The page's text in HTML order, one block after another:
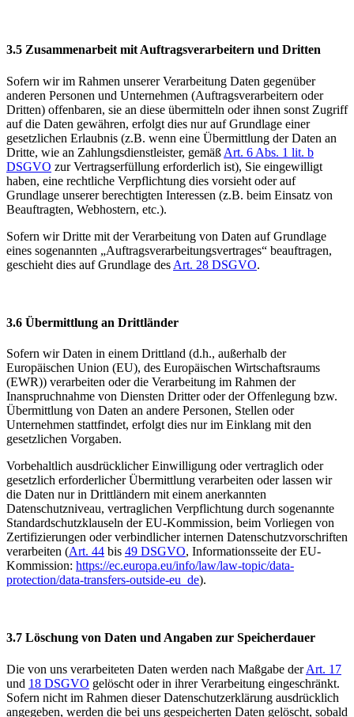
3.5 Zusammenarbeit mit Auftragsverarbeitern und Dritten
Sofern wir im Rahmen unserer Verarbeitung Daten gegenüber
anderen Personen und Unternehmen (Auftragsverarbeitern oder
Dritten) offenbaren, sie an diese übermitteln oder ihnen sonst Zugriff
auf die Daten gewähren, erfolgt dies nur auf Grundlage einer
gesetzlichen Erlaubnis (z.B. wenn eine Übermittlung der Daten an
Dritte, wie an Zahlungsdienstleister, gemäß Art. 6 Abs. 1 lit. b
DSGVO zur Vertragserfüllung erforderlich ist), Sie eingewilligt
haben, eine rechtliche Verpflichtung dies vorsieht oder auf
Grundlage unserer berechtigten Interessen (z.B. beim Einsatz von
Beauftragten, Webhostern, etc.).
Sofern wir Dritte mit der Verarbeitung von Daten auf Grundlage
eines sogenannten „Auftragsverarbeitungsvertrages“ beauftragen,
geschieht dies auf Grundlage des Art. 28 DSGVO.
3.6 Übermittlung an Drittländer
Sofern wir Daten in einem Drittland (d.h., außerhalb der
Europäischen Union (EU), des Europäischen Wirtschaftsraums
(EWR)) verarbeiten oder die Verarbeitung im Rahmen der
Inanspruchnahme von Diensten Dritter oder der Offenlegung bzw.
Übermittlung von Daten an andere Personen, Stellen oder
Unternehmen stattfindet, erfolgt dies nur im Einklang mit den
gesetzlichen Vorgaben.
Vorbehaltlich ausdrücklicher Einwilligung oder vertraglich oder
gesetzlich erforderlicher Übermittlung verarbeiten oder lassen wir
die Daten nur in Drittländern mit einem anerkannten
Datenschutzniveau, vertraglichen Verpflichtung durch sogenannte
Standardschutzklauseln der EU-Kommission, beim Vorliegen von
Zertifizierungen oder verbindlicher internen Datenschutzvorschriften
verarbeiten (Art. 44 bis 49 DSGVO, Informationsseite der EU-
Kommission: https://ec.europa.eu/info/law/law-topic/data-
protection/data-transfers-outside-eu_de).
3.7 Löschung von Daten und Angaben zur Speicherdauer
Die von uns verarbeiteten Daten werden nach Maßgabe derArt. 17
und 18 DSGVO gelöscht oder in ihrer Verarbeitung eingeschränkt.
Sofern nicht im Rahmen dieser Datenschutzerklärung ausdrücklich
angegeben, werden die bei uns gespeicherten Daten gelöscht, sobald